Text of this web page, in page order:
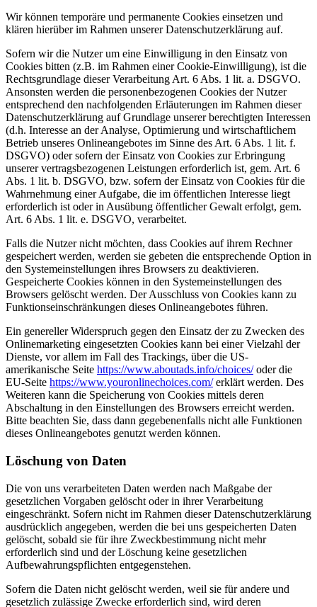
Wir können temporäre und permanente Cookies einsetzen und
klären hierüber im Rahmen unserer Datenschutzerklärung auf.
Sofern wir die Nutzer um eine Einwilligung in den Einsatz von
Cookies bitten (z.B. im Rahmen einer Cookie-Einwilligung), ist die
Rechtsgrundlage dieser Verarbeitung Art. 6 Abs. 1 lit. a. DSGVO.
Ansonsten werden die personenbezogenen Cookies der Nutzer
entsprechend den nachfolgenden Erläuterungen im Rahmen dieser
Datenschutzerklärung auf Grundlage unserer berechtigten Interessen
(d.h. Interesse an der Analyse, Optimierung und wirtschaftlichem
Betrieb unseres Onlineangebotes im Sinne des Art. 6 Abs. 1 lit. f.
DSGVO) oder sofern der Einsatz von Cookies zur Erbringung
unserer vertragsbezogenen Leistungen erforderlich ist, gem. Art. 6
Abs. 1 lit. b. DSGVO, bzw. sofern der Einsatz von Cookies für die
Wahrnehmung einer Aufgabe, die im öffentlichen Interesse liegt
erforderlich ist oder in Ausübung öffentlicher Gewalt erfolgt, gem.
Art. 6 Abs. 1 lit. e. DSGVO, verarbeitet.
Falls die Nutzer nicht möchten, dass Cookies auf ihrem Rechner
gespeichert werden, werden sie gebeten die entsprechende Option in
den Systemeinstellungen ihres Browsers zu deaktivieren.
Gespeicherte Cookies können in den Systemeinstellungen des
Browsers gelöscht werden. Der Ausschluss von Cookies kann zu
Funktionseinschränkungen dieses Onlineangebotes führen.
Ein genereller Widerspruch gegen den Einsatz der zu Zwecken des
Onlinemarketing eingesetzten Cookies kann bei einer Vielzahl der
Dienste, vor allem im Fall des Trackings, über die US-
amerikanische Seite https://www.aboutads.info/choices/oder die
EU-Seite https://www.youronlinechoices.com/erklärt werden. Des
Weiteren kann die Speicherung von Cookies mittels deren
Abschaltung in den Einstellungen des Browsers erreicht werden.
Bitte beachten Sie, dass dann gegebenenfalls nicht alle Funktionen
dieses Onlineangebotes genutzt werden können.
Löschung von Daten
Die von uns verarbeiteten Daten werden nach Maßgabe der
gesetzlichen Vorgaben gelöscht oder in ihrer Verarbeitung
eingeschränkt. Sofern nicht im Rahmen dieser Datenschutzerklärung
ausdrücklich angegeben, werden die bei uns gespeicherten Daten
gelöscht, sobald sie für ihre Zweckbestimmung nicht mehr
erforderlich sind und der Löschung keine gesetzlichen
Aufbewahrungspflichten entgegenstehen.
Sofern die Daten nicht gelöscht werden, weil sie für andere und
gesetzlich zulässige Zwecke erforderlich sind, wird deren